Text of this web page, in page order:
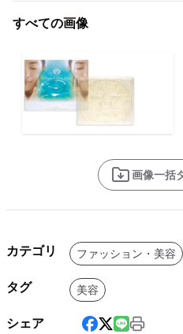
すべての画像
画像一括
カテゴリ ファッション・美容
タグ 美容
シェア